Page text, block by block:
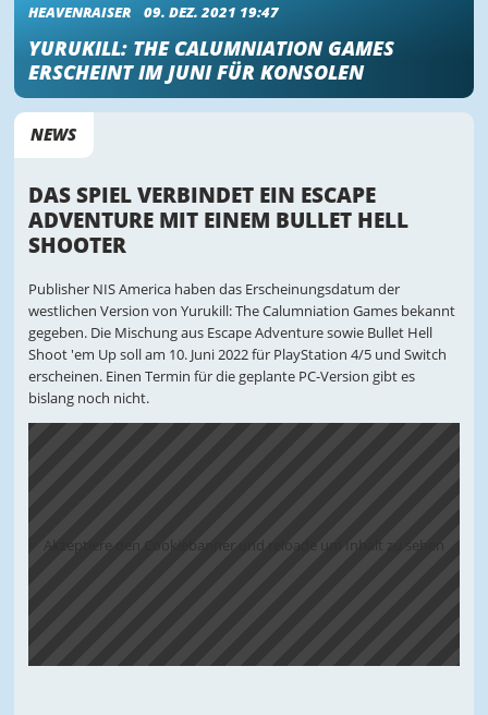
HEAVENRAISER 09. DEZ. 2021 19:47
YURUKILL: THE CALUMNIATION GAMES
ERSCHEINT IM JUNI FÜR KONSOLEN
NEWS
DAS SPIEL VERBINDET EIN ESCAPE
ADVENTURE MIT EINEM BULLET HELL
SHOOTER
Publisher NIS America haben das Erscheinungsdatum der
westlichen Version von Yurukill: The Calumniation Games bekannt
gegeben. Die Mischung aus Escape Adventure sowie Bullet Hell
Shoot 'em Up soll am 10. Juni 2022 für PlayStation 4/5 und Switch
erscheinen. Einen Termin für die geplante PC-Version gibt es
bislang noch nicht.
Akzeptiere den Cookiebanner und reloade um Inhalt zu sehen